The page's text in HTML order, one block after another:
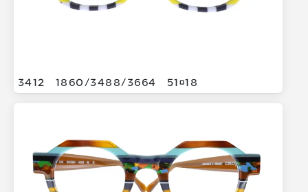
3412 1860/3488/3664 5118